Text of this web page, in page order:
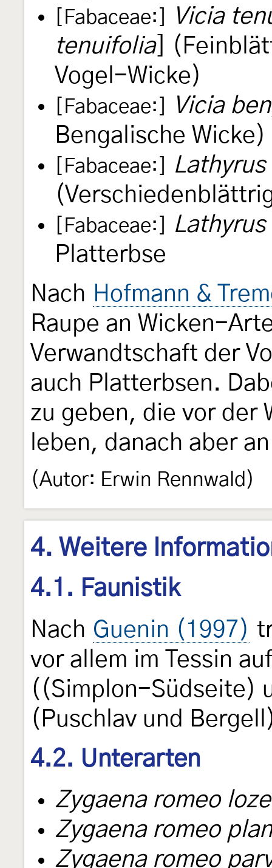
[Fabaceae:]
Vicia
tenuifolia]
Vogel-Wicke)
[Fabaceae:]
Vicia
Bengalische Wicke)
[Fabaceae:]
[Fabaceae:]
Platterbse
Nach Hofmann &
Raupe an Wicken-
Verwandtschaft der
auch Platterbsen.
zu geben, die vor der
leben, danach aber
(Autor: Erwin Rennwald)
4. Weitere
4.1. Faunistik
Nach Guenin (1997)
vor allem im Tessin
((Simplon-Südseite)
(Puschlav und
4.2. Unterarten
Zygaena romeo
Zygaena romeo
Zygaena romeo